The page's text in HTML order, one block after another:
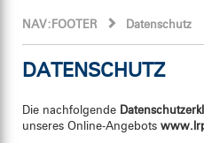
NAV:FOOTER Datenschutz
DATENSCHUTZ
Die nachfolgende
unseres Online-Angebots